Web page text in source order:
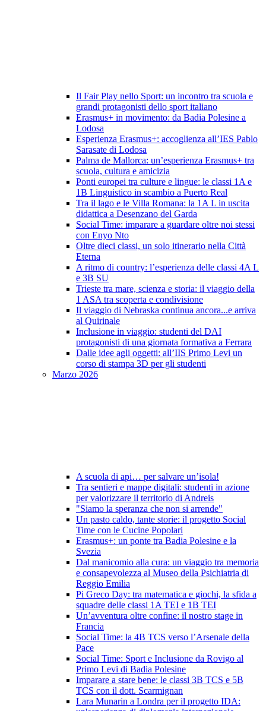
Il Fair Play nello Sport: un incontro tra scuola e
grandi protagonisti dello sport italiano
Erasmus+ in movimento: da Badia Polesine a
Lodosa
Esperienza Erasmus+: accoglienza all’IES Pablo
Sarasate di Lodosa
Palma de Mallorca: un’esperienza Erasmus+ tra
scuola, cultura e amicizia
Ponti europei tra culture e lingue: le classi 1A e
1B Linguistico in scambio a Puerto Real
Tra il lago e le Villa Romana: la 1A L in uscita
didattica a Desenzano del Garda
Social Time: imparare a guardare oltre noi stessi
con Enyo Nto
Oltre dieci classi, un solo itinerario nella Città
Eterna
A ritmo di country: l’esperienza delle classi 4A L
e 3B SU
Trieste tra mare, scienza e storia: il viaggio della
1 ASA tra scoperta e condivisione
Il viaggio di Nebraska continua ancora...e arriva
al Quirinale
Inclusione in viaggio: studenti del DAI
protagonisti di una giornata formativa a Ferrara
Dalle idee agli oggetti: all’IIS Primo Levi un
corso di stampa 3D per gli studenti
Marzo 2026
A scuola di api… per salvare un’isola!
Tra sentieri e mappe digitali: studenti in azione
per valorizzare il territorio di Andreis
"Siamo la speranza che non si arrende"
Un pasto caldo, tante storie: il progetto Social
Time con le Cucine Popolari
Erasmus+: un ponte tra Badia Polesine e la
Svezia
Dal manicomio alla cura: un viaggio tra memoria
e consapevolezza al Museo della Psichiatria di
Reggio Emilia
Pi Greco Day: tra matematica e giochi, la sfida a
squadre delle classi 1A TEI e 1B TEI
Un’avventura oltre confine: il nostro stage in
Francia
Social Time: la 4B TCS verso l’Arsenale della
Pace
Social Time: Sport e Inclusione da Rovigo al
Primo Levi di Badia Polesine
Imparare a stare bene: le classi 3B TCS e 5B
TCS con il dott. Scarmignan
Lara Munarin a Londra per il progetto IDA: